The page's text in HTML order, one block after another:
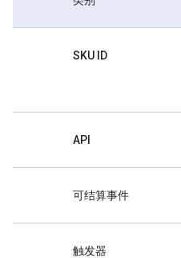
SKU ID
API
可结算事件
触发器